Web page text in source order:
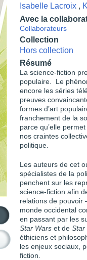
Isabelle Lacroix ,
Avec la
Collaborateurs
Collection
Hors collection
Résumé
La science-fiction
populaire. Le
encore les séries
preuves
formes d’art
franchement de la
parce qu’elle
nos craintes
politique.
Les auteurs de cet
spécialistes de la
penchent sur les
science-fiction afin
relations de pouvoir
monde occidental
en passant par les
Star Wars et de Star
éthiciens et
les enjeux sociaux,
fiction.